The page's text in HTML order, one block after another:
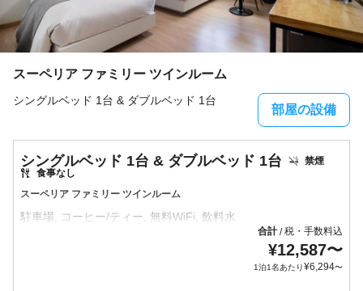
スーペリア ファミリー ツインルーム
シングルベッド 1台 & ダブルベッド 1台
部屋の設備
スーペリア ファミリー ツインルーム
禁煙
食事なし
シングルベッド 1台 & ダブルベッド 1台
合計/税・手数料込
¥12,587〜
1泊1名あたり¥6,294〜